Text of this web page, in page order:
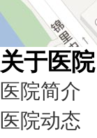
关于医院
医院简介
医院动态